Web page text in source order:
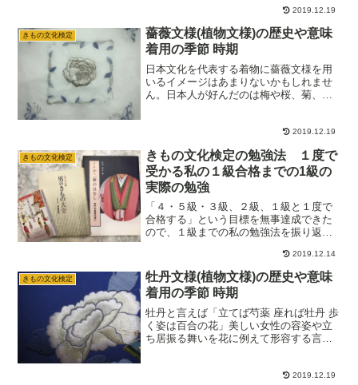
点を獲得しました。無駄を省き「きもの
文化検定」４・５級から１級まで、１度
で合格するために取り組んだ勉強法を振
り返っています。
2019.12.19
きもの文化検定
薔薇文様(植物文様)の歴史や意味
着用の季節 時期
日本文化を代表する着物に薔薇文様を用
いるイメージはあまりないかもしれませ
ん。日本人が好んだのは梅や桜、菊、牡
いくと、着物の世界ももっと楽しく広が
っていきそうですね。
2019.12.19
きもの文化検定
きもの文化検定の勉強法 １度で
受かる私の１級合格までの1級の
実際の勉強
「４・５級・３級、２級、１級と１度で
合格する」という目標を無事達成できた
ので、１級までの私の勉強法を振り返っ
容は、実際の勉強の反省をふまえて理想
の勉強法をあげてみましたが、実際の勉
強がどのような感じだったのか、参考ま
でに振り返ってみたいと思います。
2019.12.14
きもの文化検定
牡丹文様(植物文様)の歴史や意味
着用の季節 時期
牡丹と言えば「立てば芍薬 座れば牡丹 歩
く姿は百合の花」美しい女性の容姿や立
ち居振る舞いを花に例えて形容する言葉
2019.12.19